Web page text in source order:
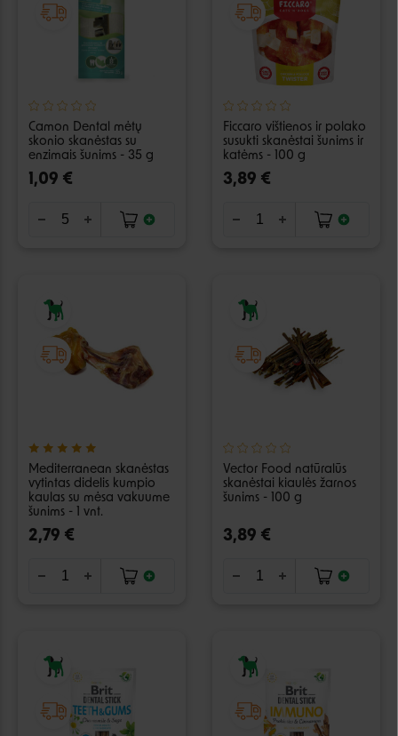
Camon Dental mėtų
skonio skanėstas su
enzimais šunims - 35 g
1,09 €
Ficcaro vištienos ir polako
susukti skanėstai šunims ir
katėms - 100 g
3,89 €
Mediterranean skanėstas
vytintas didelis kumpio
kaulas su mėsa vakuume
šunims - 1 vnt.
2,79 €
Vector Food natūralūs
skanėstai kiaulės žarnos
šunims - 100 g
3,89 €